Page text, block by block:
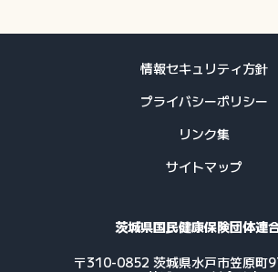
情報セキュリティ方針
プライバシーポリシー
リンク集
サイトマップ
茨城県国民健康保険団体連
〒310-0852 茨城県水戸市笠原町